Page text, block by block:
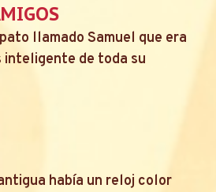
llamado Samuel que era
inteligente de toda su
había un reloj color